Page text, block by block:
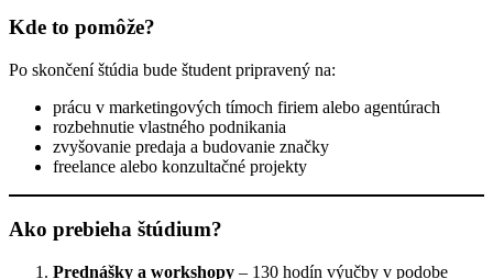
Kde to pomôže?
Po skončení štúdia bude študent pripravený na:
prácu v marketingových tímoch firiem alebo agentúrach
rozbehnutie vlastného podnikania
zvyšovanie predaja a budovanie značky
freelance alebo konzultačné projekty
Ako prebieha štúdium?
Prednášky a workshopy – 130 hodín výučby v podobe